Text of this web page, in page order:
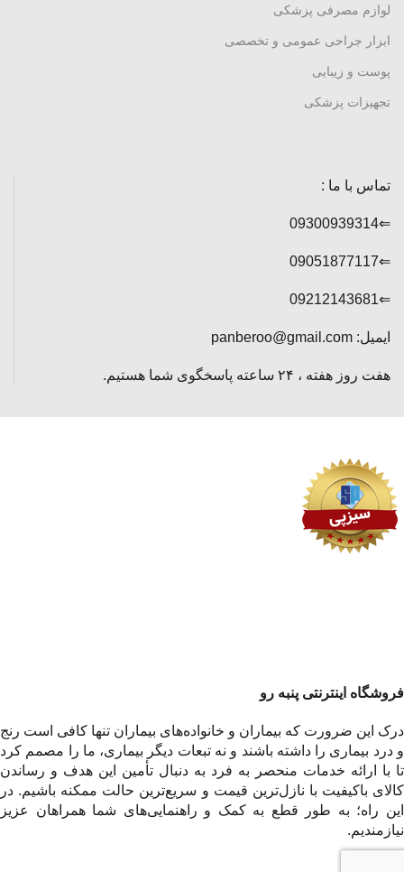
لوازم مصرفی پزشکی
ابزار جراحی عمومی و تخصصی
پوست و زیبایی
تجهیزات پزشکی
تماس با ما :
⇐09300939314
⇐09051877117
⇐09212143681
ایمیل: panberoo@gmail.com
هفت روز هفته ، ۲۴ ساعته پاسخگوی شما هستیم.
فروشگاه اینترنتی پنبه رو
درک این ضرورت که بیماران و خانواده‌های بیماران تنها کافی است رنج
و درد بیماری را داشته باشند و نه تبعات دیگر بیماری، ما را مصمم کرد
تا با ارائه خدمات منحصر به فرد به دنبال تأمین این هدف و رساندن
کالای باکیفیت با نازل‌ترین قیمت و سریع‌ترین حالت ممکنه باشیم. در
این راه؛ به طور قطع به کمک و راهنمایی‌های شما همراهان عزیز
نیازمندیم.